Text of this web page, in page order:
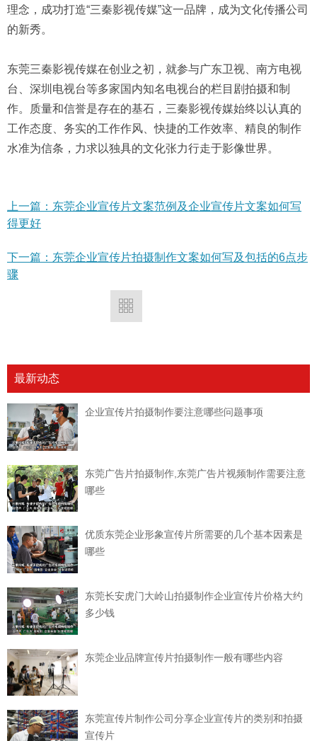
理念，成功打造“三秦影视传媒”这一品牌，成为文化传播公司
的新秀。
东莞三秦影视传媒在创业之初，就参与广东卫视、南方电视
台、深圳电视台等多家国内知名电视台的栏目剧拍摄和制
作。质量和信誉是存在的基石，三秦影视传媒始终以认真的
工作态度、务实的工作作风、快捷的工作效率、精良的制作
水准为信条，力求以独具的文化张力行走于影像世界。
上一篇：东莞企业宣传片文案范例及企业宣传片文案如何写
得更好
下一篇：东莞企业宣传片拍摄制作文案如何写及包括的6点步
骤
最新动态
企业宣传片拍摄制作要注意哪些问题事项
东莞广告片拍摄制作,东莞广告片视频制作需要注意
哪些
优质东莞企业形象宣传片所需要的几个基本因素是
哪些
东莞长安虎门大岭山拍摄制作企业宣传片价格大约
多少钱
东莞企业品牌宣传片拍摄制作一般有哪些内容
东莞宣传片制作公司分享企业宣传片的类别和拍摄
宣传片